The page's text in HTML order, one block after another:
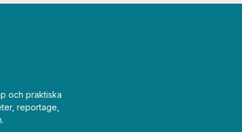
och praktiska
reportage,